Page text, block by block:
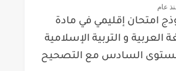
عام
امتحان إقليمي في مادة
العربية و التربية الإسلامية
السادس مع التصحيح